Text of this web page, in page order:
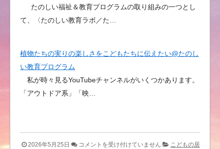
たのしい福祉＆教育プログラムの取り組みの一つとし
て、〈たのしい教育ラボ／た…
植物たちの実りの楽しさをこどもたちに伝えたい@たのし
い教育プログラム
私が時々見るYouTubeチャンネルがいくつかあります。
「アウトドア系」「映…
2026年5月25日
こ
コメントを受け付けていません
こどもの居